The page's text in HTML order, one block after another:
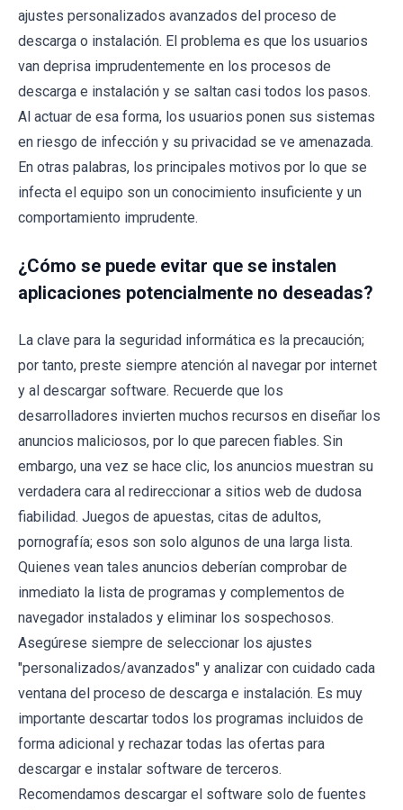
ajustes personalizados avanzados del proceso de
descarga o instalación. El problema es que los usuarios
van deprisa imprudentemente en los procesos de
descarga e instalación y se saltan casi todos los pasos.
Al actuar de esa forma, los usuarios ponen sus sistemas
en riesgo de infección y su privacidad se ve amenazada.
En otras palabras, los principales motivos por lo que se
infecta el equipo son un conocimiento insuficiente y un
comportamiento imprudente.
¿Cómo se puede evitar que se instalen
aplicaciones potencialmente no deseadas?
La clave para la seguridad informática es la precaución;
por tanto, preste siempre atención al navegar por internet
y al descargar software. Recuerde que los
desarrolladores invierten muchos recursos en diseñar los
anuncios maliciosos, por lo que parecen fiables. Sin
embargo, una vez se hace clic, los anuncios muestran su
verdadera cara al redireccionar a sitios web de dudosa
fiabilidad. Juegos de apuestas, citas de adultos,
pornografía; esos son solo algunos de una larga lista.
Quienes vean tales anuncios deberían comprobar de
inmediato la lista de programas y complementos de
navegador instalados y eliminar los sospechosos.
Asegúrese siempre de seleccionar los ajustes
"personalizados/avanzados" y analizar con cuidado cada
ventana del proceso de descarga e instalación. Es muy
importante descartar todos los programas incluidos de
forma adicional y rechazar todas las ofertas para
descargar e instalar software de terceros.
Recomendamos descargar el software solo de fuentes